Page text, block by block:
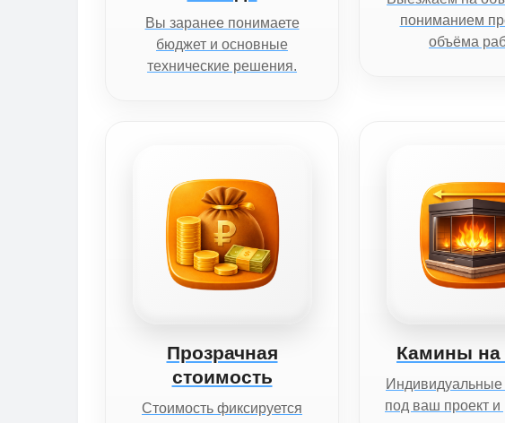
Вы заранее понимаете
бюджет и основные
технические решения.
пониманием
объёма
Прозрачная
стоимость
Стоимость фиксируется
Камины на
под ваш проект